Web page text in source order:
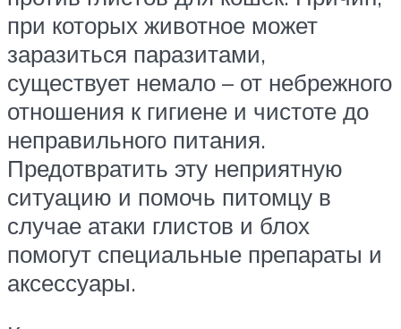
при которых животное может
заразиться паразитами,
существует немало – от небрежного
отношения к гигиене и чистоте до
неправильного питания.
Предотвратить эту неприятную
ситуацию и помочь питомцу в
случае атаки глистов и блох
помогут специальные препараты и
аксессуары.